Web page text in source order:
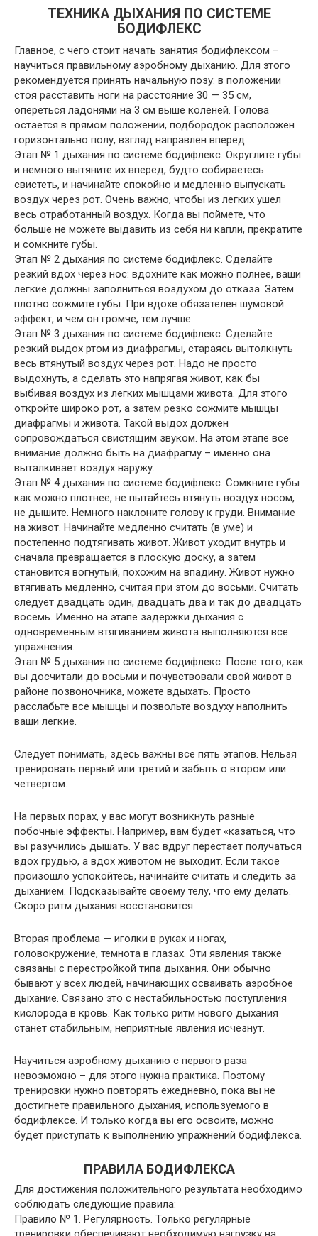
ТЕХНИКА ДЫХАНИЯ ПО СИСТЕМЕ
БОДИФЛЕКС
Главное, с чего стоит начать занятия бодифлексом –
научиться правильному аэробному дыханию. Для этого
рекомендуется принять начальную позу: в положении
стоя расставить ноги на расстояние 30 — 35 см,
опереться ладонями на 3 см выше коленей. Голова
остается в прямом положении, подбородок расположен
горизонтально полу, взгляд направлен вперед.
Этап № 1 дыхания по системе бодифлекс. Округлите губы
и немного вытяните их вперед, будто собираетесь
свистеть, и начинайте спокойно и медленно выпускать
воздух через рот. Очень важно, чтобы из легких ушел
весь отработанный воздух. Когда вы поймете, что
больше не можете выдавить из себя ни капли, прекратите
и сомкните губы.
Этап № 2 дыхания по системе бодифлекс. Сделайте
резкий вдох через нос: вдохните как можно полнее, ваши
легкие должны заполниться воздухом до отказа. Затем
плотно сожмите губы. При вдохе обязателен шумовой
эффект, и чем он громче, тем лучше.
Этап № 3 дыхания по системе бодифлекс. Сделайте
резкий выдох ртом из диафрагмы, стараясь вытолкнуть
весь втянутый воздух через рот. Надо не просто
выдохнуть, а сделать это напрягая живот, как бы
выбивая воздух из легких мышцами живота. Для этого
откройте широко рот, а затем резко сожмите мышцы
диафрагмы и живота. Такой выдох должен
сопровождаться свистящим звуком. На этом этапе все
внимание должно быть на диафрагму – именно она
выталкивает воздух наружу.
Этап № 4 дыхания по системе бодифлекс. Сомкните губы
как можно плотнее, не пытайтесь втянуть воздух носом,
не дышите. Немного наклоните голову к груди. Внимание
на живот. Начинайте медленно считать (в уме) и
постепенно подтягивать живот. Живот уходит внутрь и
сначала превращается в плоскую доску, а затем
становится вогнутый, похожим на впадину. Живот нужно
втягивать медленно, считая при этом до восьми. Считать
следует двадцать один, двадцать два и так до двадцать
восемь. Именно на этапе задержки дыхания с
одновременным втягиванием живота выполняются все
упражнения.
Этап № 5 дыхания по системе бодифлекс. После того, как
вы досчитали до восьми и почувствовали свой живот в
районе позвоночника, можете вдыхать. Просто
расслабьте все мышцы и позвольте воздуху наполнить
ваши легкие.
Следует понимать, здесь важны все пять этапов. Нельзя
тренировать первый или третий и забыть о втором или
четвертом.
На первых порах, у вас могут возникнуть разные
побочные эффекты. Например, вам будет «казаться, что
вы разучились дышать. У вас вдруг перестает получаться
вдох грудью, а вдох животом не выходит. Если такое
произошло успокойтесь, начинайте считать и следить за
дыханием. Подсказывайте своему телу, что ему делать.
Скоро ритм дыхания восстановится.
Вторая проблема — иголки в руках и ногах,
головокружение, темнота в глазах. Эти явления также
связаны с перестройкой типа дыхания. Они обычно
бывают у всех людей, начинающих осваивать аэробное
дыхание. Связано это с нестабильностью поступления
кислорода в кровь. Как только ритм нового дыхания
станет стабильным, неприятные явления исчезнут.
Научиться аэробному дыханию с первого раза
невозможно – для этого нужна практика. Поэтому
тренировки нужно повторять ежедневно, пока вы не
достигнете правильного дыхания, используемого в
бодифлексе. И только когда вы его освоите, можно
будет приступать к выполнению упражнений бодифлекса.
ПРАВИЛА БОДИФЛЕКСА
Для достижения положительного результата необходимо
соблюдать следующие правила:
Правило № 1. Регулярность. Только регулярные